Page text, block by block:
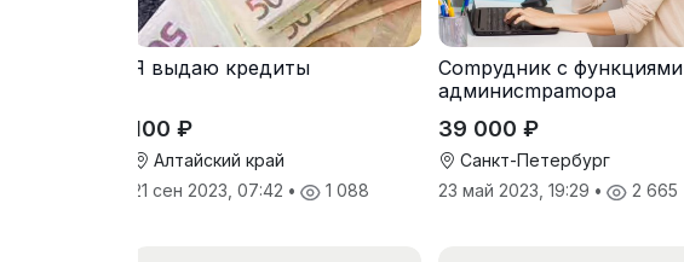
Я выдаю кредиты
100 ₽
Алтайский край
21 сен 2023, 07:42 • 1 088
Cоmpудник с функциями
админисmраmоpа
39 000 ₽
Санкт-Петербург
23 май 2023, 19:29 • 2 665